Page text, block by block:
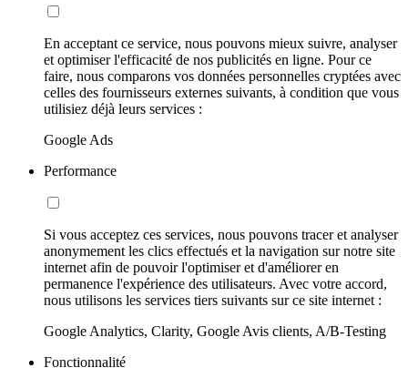
En acceptant ce service, nous pouvons mieux suivre, analyser
et optimiser l'efficacité de nos publicités en ligne. Pour ce
faire, nous comparons vos données personnelles cryptées avec
celles des fournisseurs externes suivants, à condition que vous
utilisiez déjà leurs services :
Google Ads
Performance
Si vous acceptez ces services, nous pouvons tracer et analyser
anonymement les clics effectués et la navigation sur notre site
internet afin de pouvoir l'optimiser et d'améliorer en
permanence l'expérience des utilisateurs. Avec votre accord,
nous utilisons les services tiers suivants sur ce site internet :
Google Analytics, Clarity, Google Avis clients, A/B-Testing
Fonctionnalité